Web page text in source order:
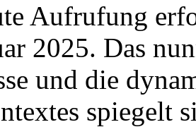
Aufrufung
2025. Das
und die
spiegelt